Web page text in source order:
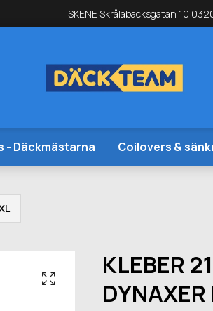
SKENE Skrålabäcksgatan 10
- Däckmästarna Coilovers &
KLEBER